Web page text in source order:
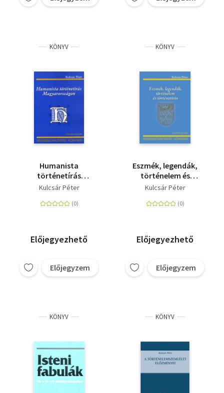
KÖNYV
Humanista
történetírás
Magyarországon
Kulcsár Péter
Előjegyezhető
Előjegyzem
KÖNYV
Eszmék, legendák,
történelem és
történetírás
Kulcsár Péter
Előjegyezhető
Előjegyzem
KÖNYV KÖNYV